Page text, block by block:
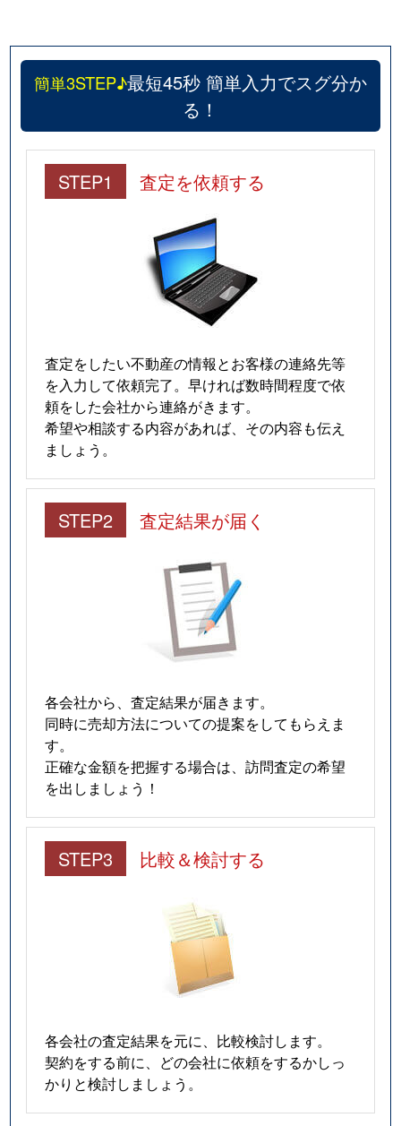
簡単3STEP♪最短45秒 簡単入力でスグ分か
る！
STEP1 査定を依頼する
査定をしたい不動産の情報とお客様の連絡先等
を入力して依頼完了。早ければ数時間程度で依
頼をした会社から連絡がきます。
希望や相談する内容があれば、その内容も伝え
ましょう。
STEP2 査定結果が届く
各会社から、査定結果が届きます。
同時に売却方法についての提案をしてもらえま
す。
正確な金額を把握する場合は、訪問査定の希望
を出しましょう！
STEP3 比較＆検討する
各会社の査定結果を元に、比較検討します。
契約をする前に、どの会社に依頼をするかしっ
かりと検討しましょう。